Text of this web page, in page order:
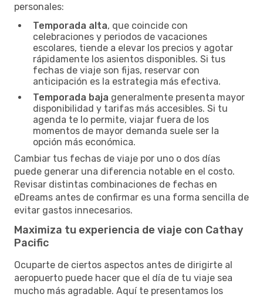
personales:
Temporada alta, que coincide con
celebraciones y periodos de vacaciones
escolares, tiende a elevar los precios y agotar
rápidamente los asientos disponibles. Si tus
fechas de viaje son fijas, reservar con
anticipación es la estrategia más efectiva.
Temporada baja generalmente presenta mayor
disponibilidad y tarifas más accesibles. Si tu
agenda te lo permite, viajar fuera de los
momentos de mayor demanda suele ser la
opción más económica.
Cambiar tus fechas de viaje por uno o dos días
puede generar una diferencia notable en el costo.
Revisar distintas combinaciones de fechas en
eDreams antes de confirmar es una forma sencilla de
evitar gastos innecesarios.
Maximiza tu experiencia de viaje con Cathay
Pacific
Ocuparte de ciertos aspectos antes de dirigirte al
aeropuerto puede hacer que el día de tu viaje sea
mucho más agradable. Aquí te presentamos los